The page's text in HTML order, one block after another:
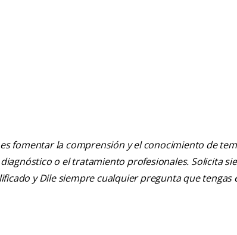
fomentar la comprensión y el conocimiento de
o el tratamiento profesionales. Solicita
y Dile siempre cualquier pregunta que